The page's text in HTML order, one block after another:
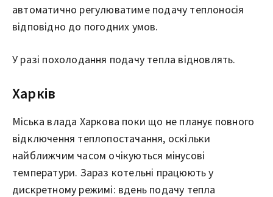
автоматично регулюватиме подачу теплоносія
відповідно до погодних умов.
У разі похолодання подачу тепла відновлять.
Харків
Міська влада Харкова поки що не планує повного
відключення теплопостачання, оскільки
найближчим часом очікуються мінусові
температури. Зараз котельні працюють у
дискретному режимі: вдень подачу тепла